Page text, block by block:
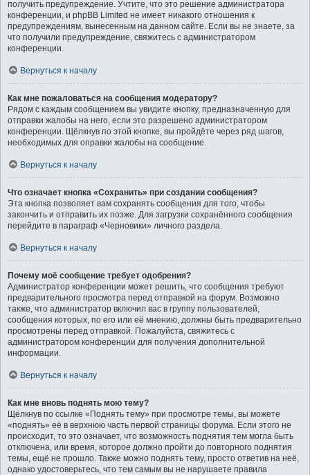
получить предупреждение. Учтите, что это решение администратора
конференции, и phpBB Limited не имеет никакого отношения к
предупреждениям, вынесенным на данном сайте. Если вы не знаете, за
что получили предупреждение, свяжитесь с администратором
конференции.
Вернуться к началу
Как мне пожаловаться на сообщения модератору?
Рядом с каждым сообщением вы увидите кнопку, предназначенную для
отправки жалобы на него, если это разрешено администратором
конференции. Щёлкнув по этой кнопке, вы пройдёте через ряд шагов,
необходимых для оправки жалобы на сообщение.
Вернуться к началу
Что означает кнопка «Сохранить» при создании сообщения?
Эта кнопка позволяет вам сохранять сообщения для того, чтобы
закончить и отправить их позже. Для загрузки сохранённого сообщения
перейдите в параграф «Черновики» личного раздела.
Вернуться к началу
Почему моё сообщение требует одобрения?
Администратор конференции может решить, что сообщения требуют
предварительного просмотра перед отправкой на форум. Возможно
также, что администратор включил вас в группу пользователей,
сообщения которых, по его или её мнению, должны быть предварительно
просмотрены перед отправкой. Пожалуйста, свяжитесь с
администратором конференции для получения дополнительной
информации.
Вернуться к началу
Как мне вновь поднять мою тему?
Щёлкнув по ссылке «Поднять тему» при просмотре темы, вы можете
«поднять» её в верхнюю часть первой страницы форума. Если этого не
происходит, то это означает, что возможность поднятия тем могла быть
отключена, или время, которое должно пройти до повторного поднятия
темы, ещё не прошло. Также можно поднять тему, просто ответив на неё,
однако удостоверьтесь, что тем самым вы не нарушаете правила